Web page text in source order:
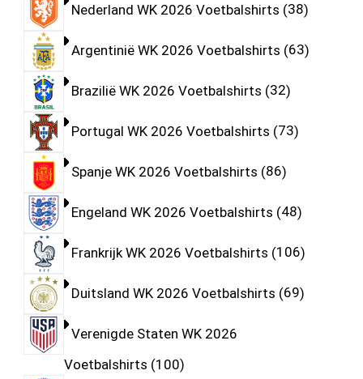
Nederland WK 2026 Voetbalshirts 38
Argentinië WK 2026 Voetbalshirts 63
Brazilië WK 2026 Voetbalshirts 32
Portugal WK 2026 Voetbalshirts 73
Spanje WK 2026 Voetbalshirts 86
Engeland WK 2026 Voetbalshirts 48
Frankrijk WK 2026 Voetbalshirts 106
Duitsland WK 2026 Voetbalshirts 69
Verenigde Staten WK 2026
Voetbalshirts 100